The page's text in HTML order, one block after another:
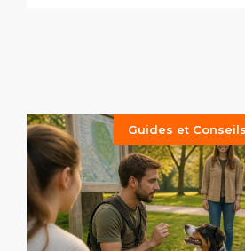
Guides et